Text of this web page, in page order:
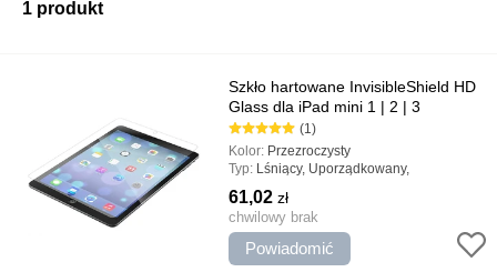
1 produkt
Szkło hartowane InvisibleShield HD
Glass dla iPad mini 1 | 2 | 3
(1)
Kolor: Przezroczysty
Typ: Lśniący, Uporządkowany,
Oleofobiczny, Pełny ekran
61,02zł
chwilowy brak
Powiadomić